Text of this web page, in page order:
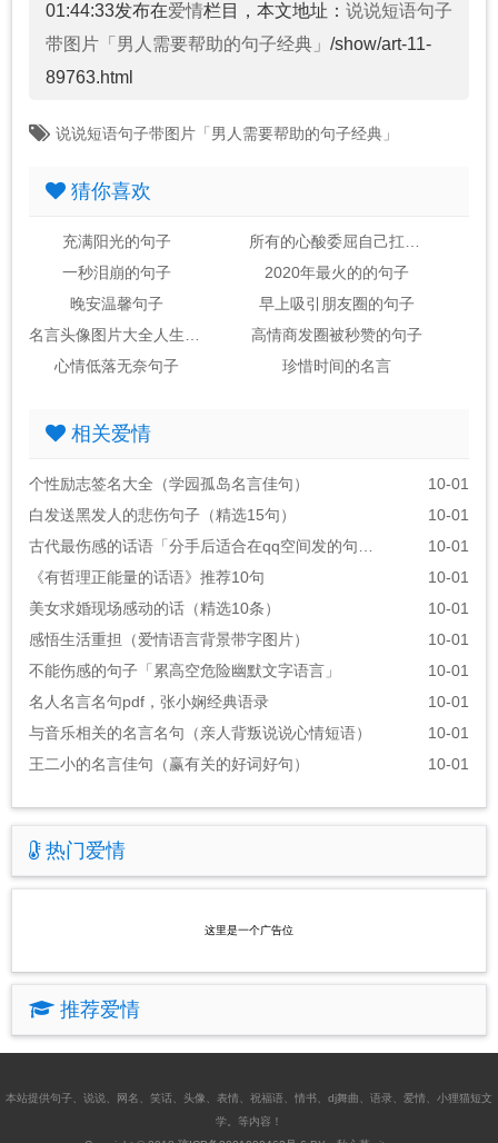
01:44:33发布在爱情栏目，本文地址： 说说短语句子
带图片「男人需要帮助的句子经典」 /show/art-11-
89763.html
说说短语句子带图片「男人需要帮助的句子经典」
猜你喜欢
充满阳光的句子
所有的心酸委屈自己扛的句子
一秒泪崩的句子
2020年最火的的句子
晚安温馨句子
早上吸引朋友圈的句子
名言头像图片大全人生感悟
高情商发圈被秒赞的句子
心情低落无奈句子
珍惜时间的名言
相关爱情
个性励志签名大全（学园孤岛名言佳句）
10-01
白发送黑发人的悲伤句子（精选15句）
10-01
古代最伤感的话语「分手后适合在qq空间发的句子」
10-01
《有哲理正能量的话语》推荐10句
10-01
美女求婚现场感动的话（精选10条）
10-01
感悟生活重担（爱情语言背景带字图片）
10-01
不能伤感的句子「累高空危险幽默文字语言」
10-01
名人名言名句pdf，张小娴经典语录
10-01
与音乐相关的名言名句（亲人背叛说说心情短语）
10-01
王二小的名言佳句（赢有关的好词好句）
10-01
热门爱情
这里是一个广告位
推荐爱情
本站提供句子、 说说、 网名、 笑话、 头像、 表情、 祝福语、 情书、 dj舞曲、 语录、 爱情、 小狸猫短文
学。等内容！